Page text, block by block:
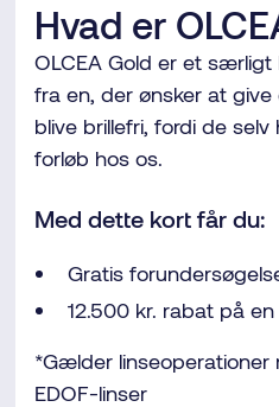
Hvad er
OLCEA Gold er et
fra en, der ønsker at
blive brillefri, fordi de
forløb hos os.
Med dette kort får du:
Gratis
12.500 kr. rabat på
*Gælder linseoperationer
EDOF-linser